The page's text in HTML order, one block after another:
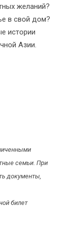
желаний?
в свой дом?
истории
Азии.
семьи. При
документы,
билет